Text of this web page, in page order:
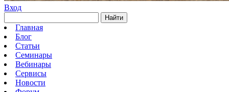
Вход
Найти
Главная
Блог
Статьи
Семинары
Вебинары
Сервисы
Новости